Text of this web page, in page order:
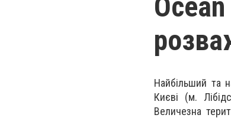
Найбільший та
Києві (м.
Величезна